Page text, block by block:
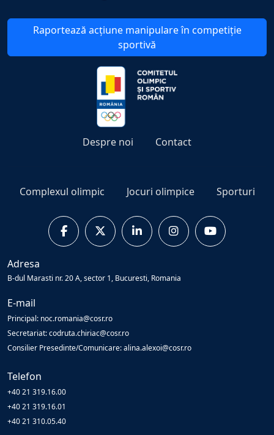
Raportează acțiune manipulare în competiție
sportivă
Despre noi Contact
Complexul olimpic Jocuri olimpice Sporturi
Adresa
B-dul Marasti nr. 20 A, sector 1, Bucuresti, Romania
E-mail
Principal: noc.romania@cosr.ro
Secretariat: codruta.chiriac@cosr.ro
Consilier Presedinte/Comunicare: alina.alexoi@cosr.ro
Telefon
+40 21 319.16.00
+40 21 319.16.01
+40 21 310.05.40